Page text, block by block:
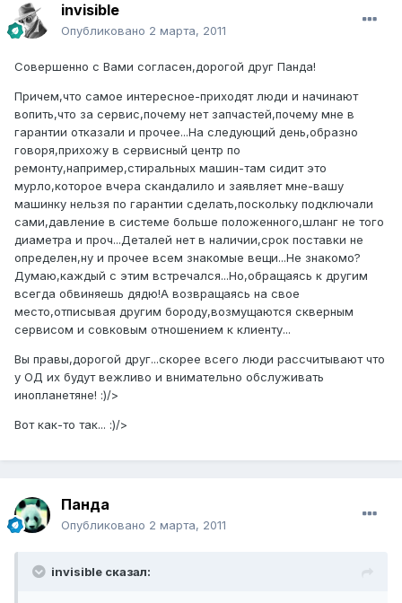
invisible
Опубликовано 2 марта, 2011
Совершенно с Вами согласен,дорогой друг Панда!
Причем,что самое интересное-приходят люди и начинают
вопить,что за сервис,почему нет запчастей,почему мне в
гарантии отказали и прочее...На следующий день,образно
говоря,прихожу в сервисный центр по
ремонту,например,стиральных машин-там сидит это
мурло,которое вчера скандалило и заявляет мне-вашу
машинку нельзя по гарантии сделать,поскольку подключали
сами,давление в системе больше положенного,шланг не того
диаметра и проч...Деталей нет в наличии,срок поставки не
определен,ну и прочее всем знакомые вещи...Не знакомо?
Думаю,каждый с этим встречался...Но,обращаясь к другим
всегда обвиняешь дядю!А возвращаясь на свое
место,отписывая другим бороду,возмущаются скверным
сервисом и совковым отношением к клиенту...
Вы правы,дорогой друг...скорее всего люди рассчитывают что
у ОД их будут вежливо и внимательно обслуживать
инопланетяне! :)/>
Вот как-то так... :)/>
Панда
Опубликовано 2 марта, 2011
invisible сказал: